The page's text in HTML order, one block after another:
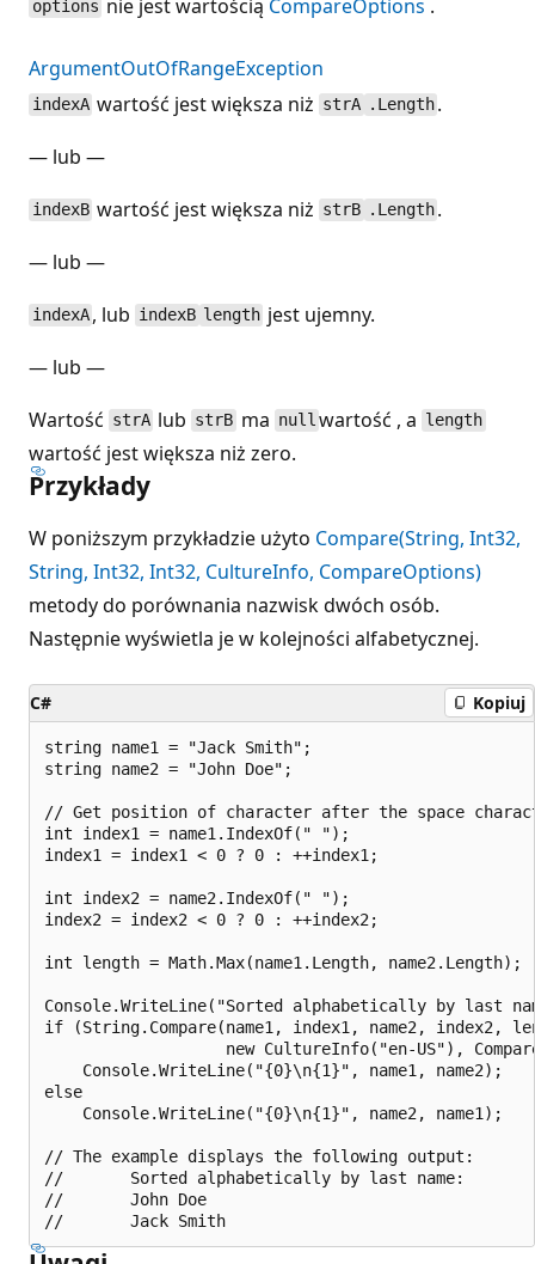
options nie jest wartością CompareOptions .
ArgumentOutOfRangeException
indexA wartość jest większa niż strA .Length .
— lub —
indexB wartość jest większa niż strB .Length .
— lub —
indexA , lub indexB length jest ujemny.
— lub —
Wartość strA lub strBma null wartość , a length
wartość jest większa niż zero.
Przykłady
W poniższym przykładzie użyto Compare(String, Int32,
String, Int32, Int32, CultureInfo, CompareOptions)
metody do porównania nazwisk dwóch osób.
Następnie wyświetla je w kolejności alfabetycznej.
C# Kopiuj
string name1 = "Jack Smith";
string name2 = "John Doe";
// Get position of character after the space
int index1 = name1.IndexOf(" ");
index1 = index1 < 0 ? 0 : ++index1;
int index2 = name2.IndexOf(" ");
index2 = index2 < 0 ? 0 : ++index2;
int length = Math.Max(name1.Length, name2.Length);
Console.WriteLine("Sorted alphabetically by last
if (String.Compare(name1, index1, name2, index2,
new CultureInfo("en-US"),
    Console.WriteLine("{0}\n{1}", name1, name2);
else
    Console.WriteLine("{0}\n{1}", name2, name1);
// The example displays the following output:
//       Sorted alphabetically by last name:
//       John Doe